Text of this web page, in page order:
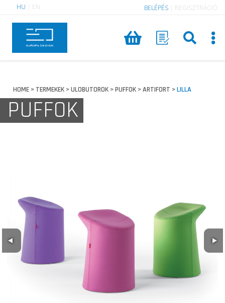
HU EN BELÉPÉS REGISZTRÁCIÓ
HOME > TERMEKEK >ULOBUTOROK >PUFFOK >ARTIFORT >LILLA
PUFFOK